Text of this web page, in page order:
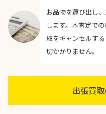
お品物を運び出し
します。本査定で
取をキャンセルす
切かかりません。
出張買